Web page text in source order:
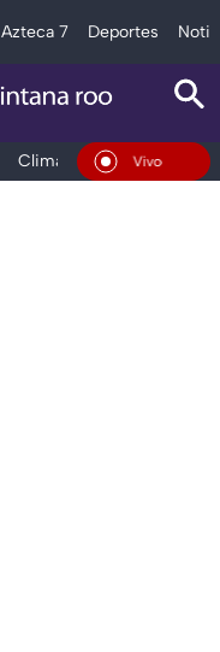
Azteca 7 Deportes
Clima Tráfico
En Vivo